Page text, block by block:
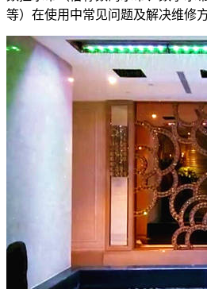
等）在使用中常见问题及解决维修